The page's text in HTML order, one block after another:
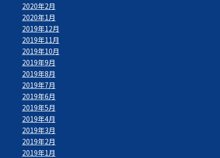
2020年2月
2020年1月
2019年12月
2019年11月
2019年10月
2019年9月
2019年8月
2019年7月
2019年6月
2019年5月
2019年4月
2019年3月
2019年2月
2019年1月